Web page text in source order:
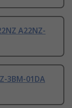
A22NZ-
3BM-01DA